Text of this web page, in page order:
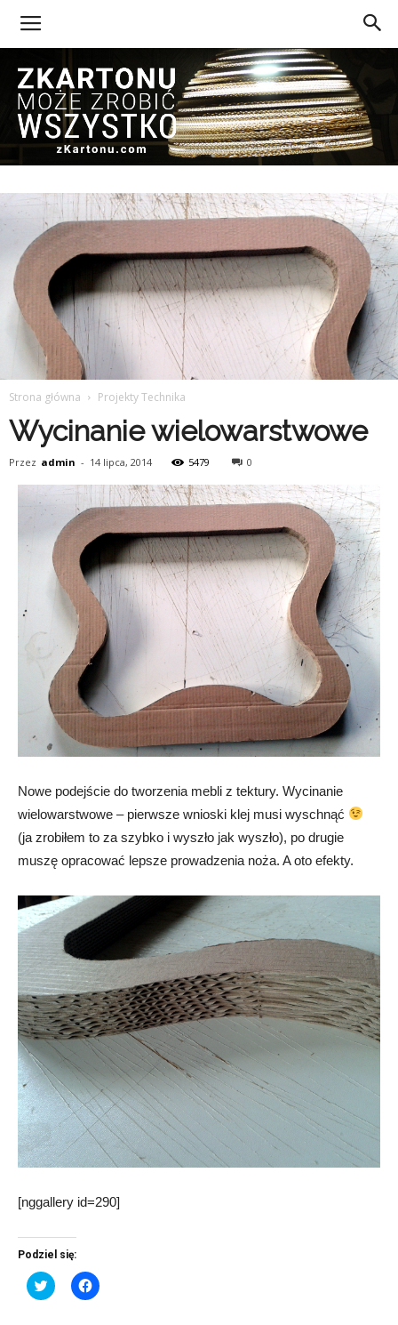
Z
Kartonu
Strona główna Projekty Technika
Wycinanie wielowarstwowe
Przez admin - 14 lipca, 2014 5479 0
Nowe podejście do tworzenia mebli z tektury. Wycinanie
wielowarstwowe – pierwsze wnioski klej musi wyschnąć
(ja zrobiłem to za szybko i wyszło jak wyszło), po drugie
muszę opracować lepsze prowadzenia noża. A oto efekty.
[nggallery id=290]
Podziel się:
Click
to
Click
to